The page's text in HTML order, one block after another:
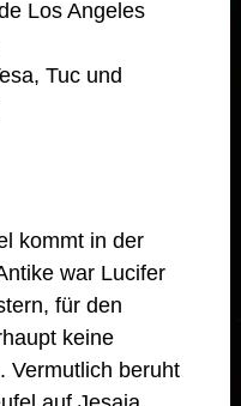
Los Angeles
Tuc und
kommt in der
war Lucifer
für den
keine
Vermutlich beruht